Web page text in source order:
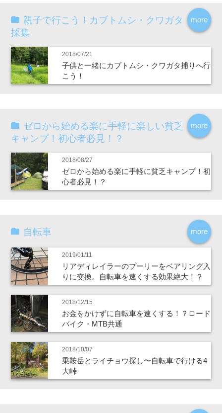
more
親子で行こう！カブトムシ・クワガタ
採集
2018/07/21
子供と一緒にカブトムシ・クワガタ捕りへ行
こう！
more
ゼロから始める楽に手軽に楽しい貧乏
キャンプ！初心者必見！？
2018/08/27
ゼロから始める楽に手軽に貧乏キャンプ！初
心者必見！？
more
自転車
2019/01/11
リアディレイラーのプーリーをベアリング入
りに交換。自転車を速くする効果絶大！？
2018/12/15
お金をかけずに自転車を速くする！？ロード
バイク・MTB共通
2018/10/07
乗鞍岳とライチョウ探し〜自転車で行ける4
大峠